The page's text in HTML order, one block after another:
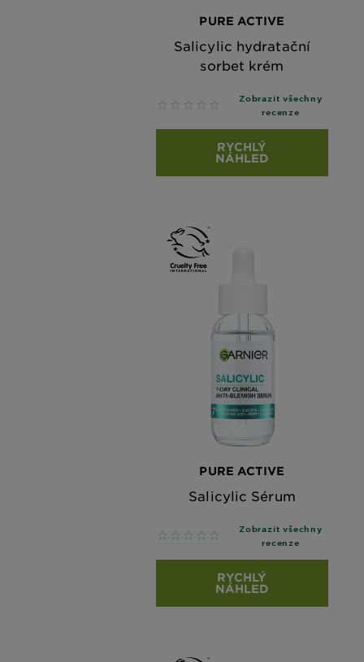
PURE ACTIVE
Salicylic hydratační
sorbet krém
No reviews
Zobrazit všechny
recenze
RYCHLÝ
NÁHLED
PURE ACTIVE
Salicylic Sérum
No reviews
Zobrazit všechny
recenze
RYCHLÝ
NÁHLED